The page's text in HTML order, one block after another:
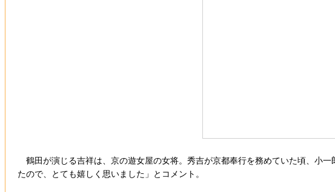
鶴田が演じる吉祥は、京の遊女屋の女将。秀吉が京都奉行を務めていた頃、小
たので、とても嬉しく思いました」とコメント。